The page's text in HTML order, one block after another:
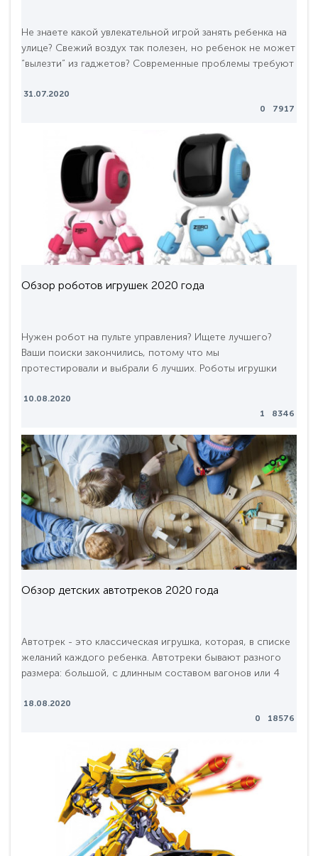
Не знаете какой увлекательной игрой занять ребенка на
улице? Свежий воздух так полезен, но ребенок не может
“вылезти” из гаджетов? Современные проблемы требуют
выход из сложившейся ситуации. Мы решили
рассмотреть игрушки для мальчиков, а если конкретнее
это мир фантастических гонок. Вы даже не предс..
31.07.2020
0
7917
Обзор роботов игрушек 2020 года
Нужен робот на пульте управления? Ищете лучшего?
Ваши поиски закончились, потому что мы
протестировали и выбрали 6 лучших. Роботы игрушки
детей. Они обеспечивают идеальное введение в мир
технологий, как в области механики, так и электроники.
5 или 45, будь ты мальчик или девочка. Команда магаз..
10.08.2020
1
8346
Обзор детских автотреков 2020 года
Автотрек - это классическая игрушка, которая, в списке
желаний каждого ребенка. Автотреки бывают разного
размера: большой, с длинным составом вагонов или 4
квартиры. Есть много вариантов надстроек, мостов,
путей, персонажей, предметов облагораживания
ребенок обязательно будет весело проводить время.
18.08.2020
0
18576